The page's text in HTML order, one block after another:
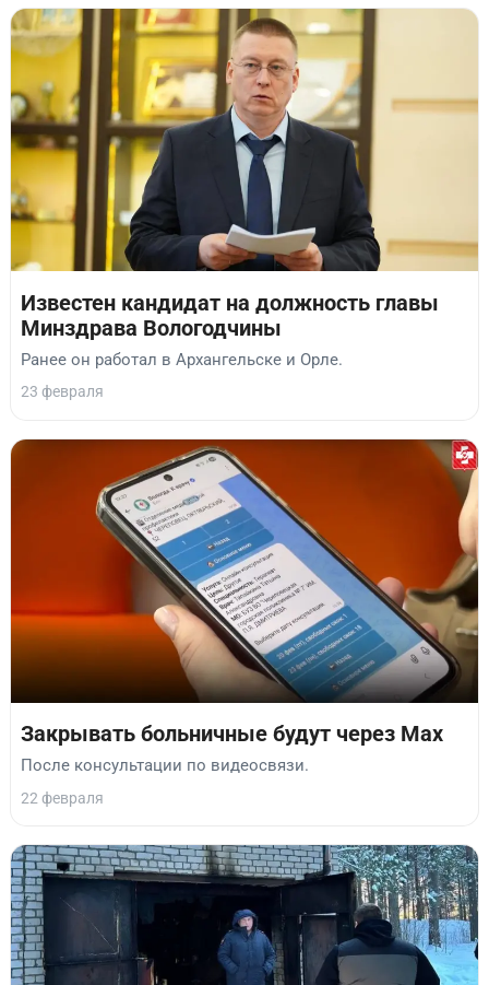
Известен кандидат на должность главы
Минздрава Вологодчины
Ранее он работал в Архангельске и Орле.
23 февраля
Закрывать больничные будут через Max
После консультации по видеосвязи.
22 февраля